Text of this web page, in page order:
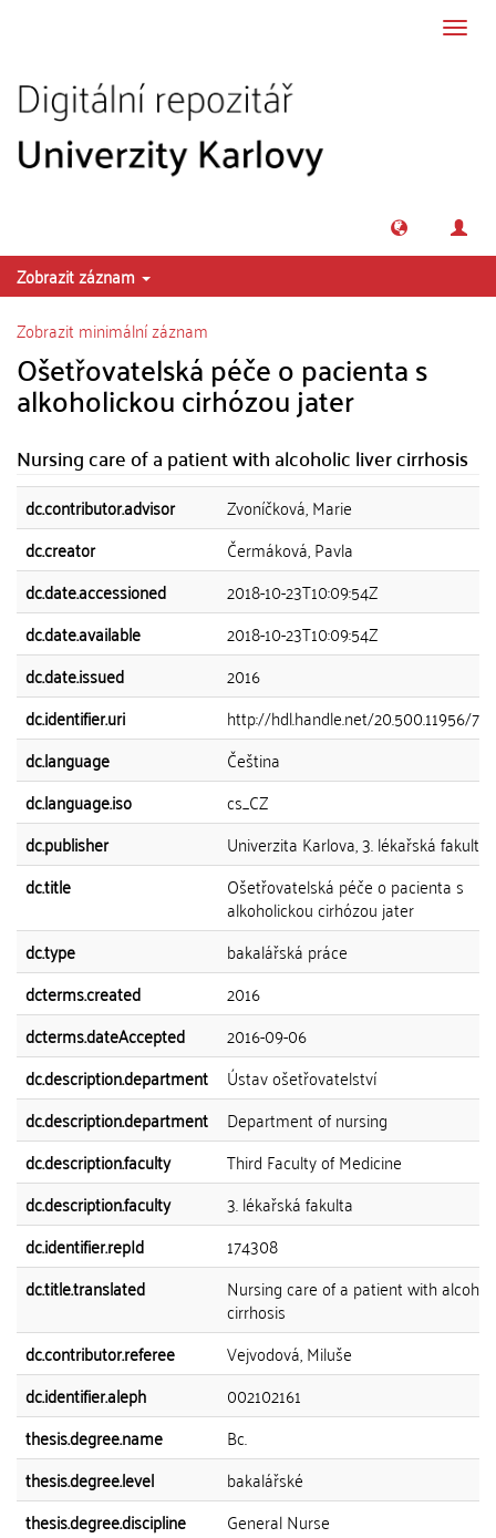
Zobrazit záznam
Zobrazit minimální záznam
Ošetřovatelská péče o pacienta s
alkoholickou cirhózou jater
Nursing care of a patient with alcoholic liver cirrhosis
dc.contributor.advisor
Zvoníčková, Marie
dc.creator
Čermáková, Pavla
dc.date.accessioned
2018-10-23T10:09:54Z
dc.date.available
2018-10-23T10:09:54Z
dc.date.issued
2016
dc.identifier.uri
http://hdl.handle.net/20.500.11956/
dc.language
Čeština
dc.language.iso
cs_CZ
dc.publisher
Univerzita Karlova, 3. lékařská fakulta
dc.title
Ošetřovatelská péče o pacienta s
alkoholickou cirhózou jater
dc.type
bakalářská práce
dcterms.created
2016
dcterms.dateAccepted
2016-09-06
dc.description.department
Ústav ošetřovatelství
dc.description.department
Department of nursing
dc.description.faculty
Third Faculty of Medicine
dc.description.faculty
3. lékařská fakulta
dc.identifier.repId
174308
dc.title.translated
Nursing care of a patient with
cirrhosis
dc.contributor.referee
Vejvodová, Miluše
dc.identifier.aleph
002102161
thesis.degree.name
Bc.
thesis.degree.level
bakalářské
thesis.degree.discipline
General Nurse